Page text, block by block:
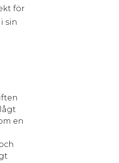
för
sin
en